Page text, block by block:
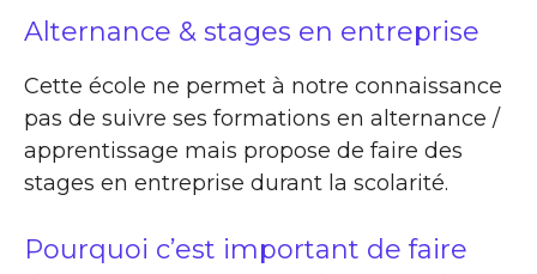
Alternance & stages en entreprise
Cette école ne permet à notre connaissance
pas de suivre ses formations en alternance /
apprentissage mais propose de faire des
stages en entreprise durant la scolarité.
Pourquoi c’est important de faire